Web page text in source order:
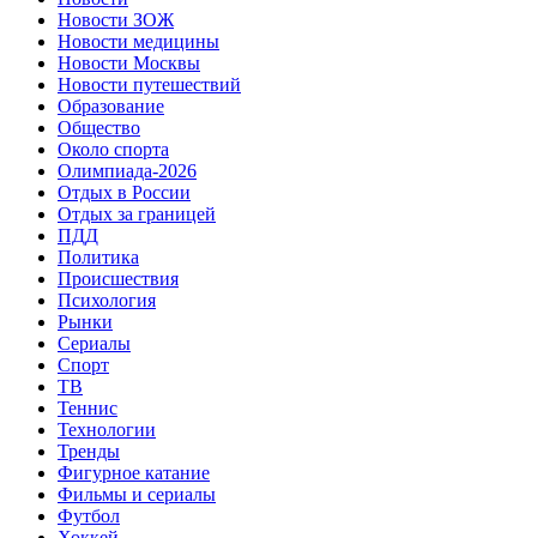
Новости ЗОЖ
Новости медицины
Новости Москвы
Новости путешествий
Образование
Общество
Около спорта
Олимпиада-2026
Отдых в России
Отдых за границей
ПДД
Политика
Происшествия
Психология
Рынки
Сериалы
Спорт
ТВ
Теннис
Технологии
Тренды
Фигурное катание
Фильмы и сериалы
Футбол